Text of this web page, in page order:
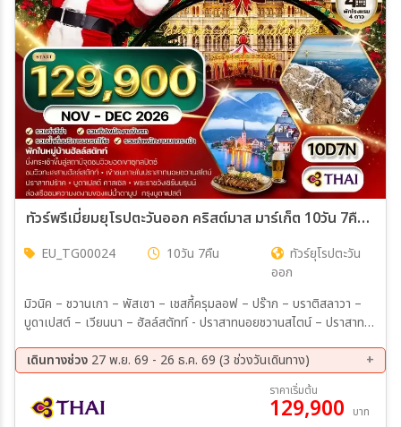
ทัวร์พรีเมี่ยมยุโรปตะวันออก คริสต์มาส มาร์เก็ต 10วัน 7คืน (TG) NOV - DEC 26
EU_TG00024 10วัน 7คืน
ทัวร์ยุโรปตะวัน
ออก
มิวนิค – ชวานเกา – พัสเซา – เชสกี้ครุมลอฟ – ปร๊าก – บราติสลาวา –
บูดาเปสต์ – เวียนนา – ฮัลล์สตัทท์ - ปราสาทนอยชวานสไตน์ – ปราสาทโฮ
– เมืองเก่าปร๊าก (สะพานชาร์ลส์, หอนาฬิกาดาราศาสตร์, จัตุรัสเมืองเก่า)
– ปราสาทปร๊าก – มหาวิหารเซนต์วิตัส – ประตูไมเคิล – รูปปั้นคนตกท่อคู
มิล – เมืองเก่าบราติสลาวา – ป้อมฟิชเชอร์แมนบาสเตียน – ฮีโร่สแควร์ –
ล่องเรือแม่น้ำดานูบ – พระราชวังเชินบรุนน์ – โบสถ์เซนต์สตีเฟน – อนุ
เดินทางช่วง 27 พ.ย. 69 - 26 ธ.ค. 69 (3 ช่วงวันเดินทาง)
04 ธ.ค. 69 - 13 ธ.ค. 69
17 ธ.ค. 69 - 26 ธ.ค. 69
ราคาเริ่มต้น
129,900 บาท